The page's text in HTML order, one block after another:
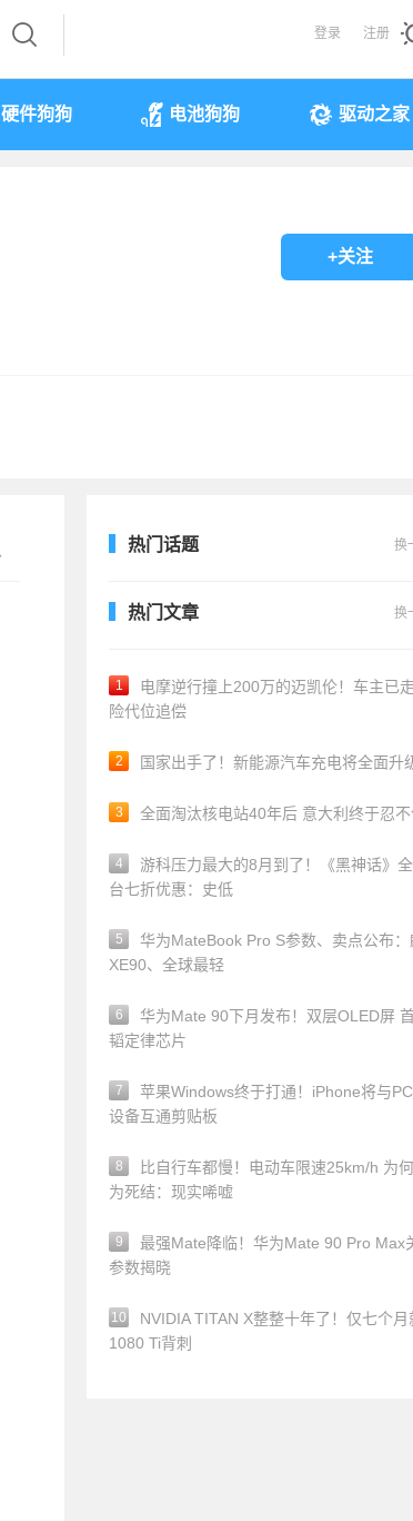
登录 注册
硬件狗狗 电池狗狗 驱动之家
+关注
热门话题 换
热门文章 换
1
电摩逆行撞上200万的迈凯伦！车主已
险代位追偿
2 国家出手了！新能源汽车充电将全面升
3 全面淘汰核电站40年后 意大利终于忍
4
游科压力最大的8月到了！《黑神话》
台七折优惠：史低
5
华为MateBook Pro S参数、卖点公布：
XE90、全球最轻
6
华为Mate 90下月发布！双层OLED屏
韬定律芯片
7
苹果Windows终于打通！iPhone将与
设备互通剪贴板
8
比自行车都慢！电动车限速25km/h 为
为死结：现实唏嘘
9
最强Mate降临！华为Mate 90 Pro Max
参数揭晓
10
NVIDIA TITAN X整整十年了！仅七个月
1080 Ti背刺